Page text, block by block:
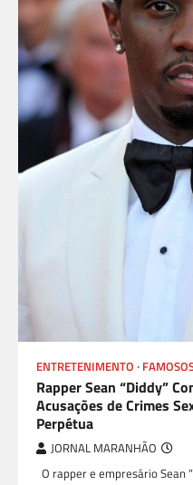
ENTRETENIMENTO
Rapper Sean “Diddy”
Acusações de Crimes
Perpétua
JORNAL MARANHÃO
O rapper e empresário Sean